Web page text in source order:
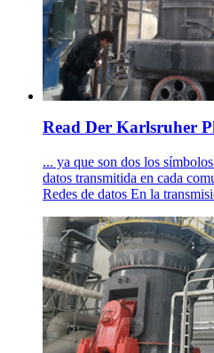
Read Der Karlsruher
... ya que son dos los
datos transmitida en cada
Redes de datos En la